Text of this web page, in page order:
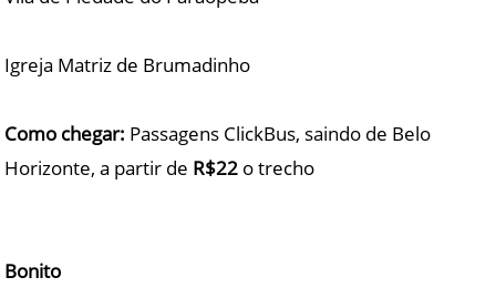
Igreja Matriz de Brumadinho
Como chegar: Passagens ClickBus, saindo de Belo
Horizonte, a partir de R$22 o trecho
Bonito